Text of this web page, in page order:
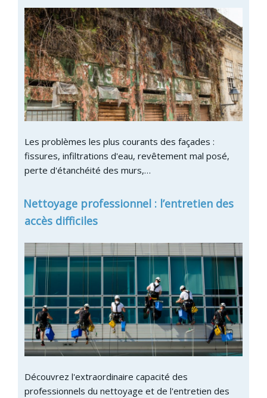
Les problèmes les plus courants des façades :
fissures, infiltrations d'eau, revêtement mal posé,
perte d'étanchéité des murs,…
Nettoyage professionnel : l’entretien des
accès difficiles
Découvrez l'extraordinaire capacité des
professionnels du nettoyage et de l'entretien des